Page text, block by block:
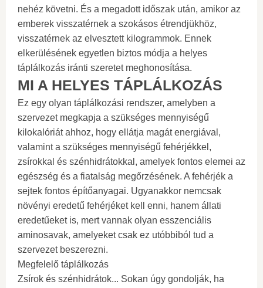
nehéz követni. És a megadott időszak után, amikor az
emberek visszatérnek a szokásos étrendjükhöz,
visszatérnek az elvesztett kilogrammok. Ennek
elkerülésének egyetlen biztos módja a helyes
táplálkozás iránti szeretet meghonosítása.
MI A HELYES TÁPLÁLKOZÁS
Ez egy olyan táplálkozási rendszer, amelyben a
szervezet megkapja a szükséges mennyiségű
kilokalóriát ahhoz, hogy ellátja magát energiával,
valamint a szükséges mennyiségű fehérjékkel,
zsírokkal és szénhidrátokkal, amelyek fontos elemei az
egészség és a fiatalság megőrzésének. A fehérjék a
sejtek fontos építőanyagai. Ugyanakkor nemcsak
növényi eredetű fehérjéket kell enni, hanem állati
eredetűeket is, mert vannak olyan esszenciális
aminosavak, amelyeket csak ez utóbbiból tud a
szervezet beszerezni.
Megfelelő táplálkozás
Zsírok és szénhidrátok... Sokan úgy gondolják, ha